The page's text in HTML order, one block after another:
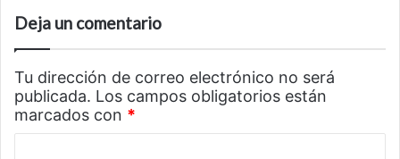
Deja un comentario
Tu dirección de correo electrónico no será
publicada. Los campos obligatorios están
marcados con *